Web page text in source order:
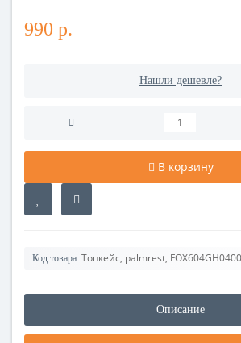
990 р.
Нашли дешевле?
В корзину
Код товара: Топкейс, palmrest,
Описание